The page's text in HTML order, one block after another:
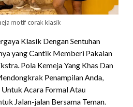
motif corak klasik
Klasik Dengan Sentuhan
yang Cantik Memberi Pakaian
Pola Kemeja Yang Khas Dan
Penampilan Anda,
Acara Formal Atau
Jalan-jalan Bersama Teman.